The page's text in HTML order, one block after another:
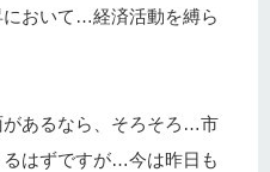
おいて…経済活動を縛ら
あるなら、そろそろ…市
はずですが…今は昨日も